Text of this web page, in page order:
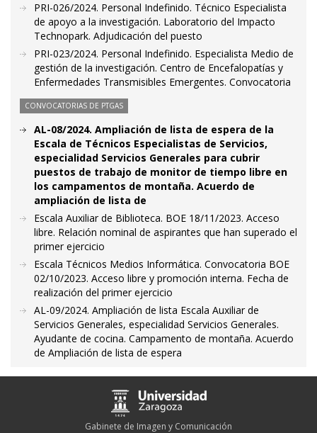
PRI-026/2024. Personal Indefinido. Técnico Especialista
de apoyo a la investigación. Laboratorio del Impacto
Technopark. Adjudicación del puesto
PRI-023/2024. Personal Indefinido. Especialista Medio de
gestión de la investigación. Centro de Encefalopatías y
Enfermedades Transmisibles Emergentes. Convocatoria
CONVOCATORIAS DE PTGAS
AL-08/2024. Ampliación de lista de espera de la
Escala de Técnicos Especialistas de Servicios,
especialidad Servicios Generales para cubrir
puestos de trabajo de monitor de tiempo libre en
los campamentos de montaña. Acuerdo de
ampliación de lista de
Escala Auxiliar de Biblioteca. BOE 18/11/2023. Acceso
libre. Relación nominal de aspirantes que han superado el
primer ejercicio
Escala Técnicos Medios Informática. Convocatoria BOE
02/10/2023. Acceso libre y promoción interna. Fecha de
realización del primer ejercicio
AL-09/2024. Ampliación de lista Escala Auxiliar de
Servicios Generales, especialidad Servicios Generales.
Ayudante de cocina. Campamento de montaña. Acuerdo
de Ampliación de lista de espera
Gabinete de Imagen y Comunicación